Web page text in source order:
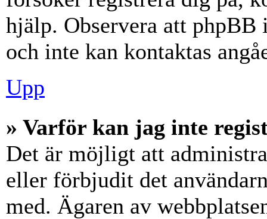
hjälp. Observera att
och inte kan kontaktas
Upp
» Varför kan jag inte
Det är möjligt att
eller förbjudit det
med. Ägaren av